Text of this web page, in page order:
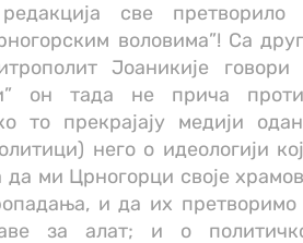
све претворило
воловима”! Са
Јоаникије говори
он тада не прича
то прекрајају медији
него о идеологији
да ми Црногорци своје
и да их претворимо
за алат; и о